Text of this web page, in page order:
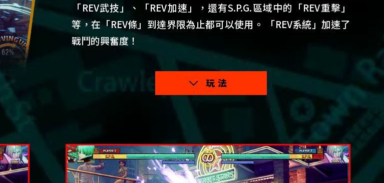
「REV武技」、「REV加速」，還有S.P.G.區域中的「REV重擊」
等，在「REV條」到達界限為止都可以使用。 「REV系統」加速了
戰鬥的興奮度！